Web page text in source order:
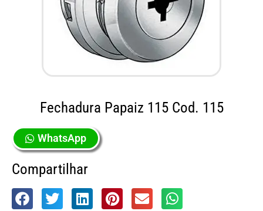
Fechadura Papaiz 115 Cod. 115
WhatsApp
Compartilhar